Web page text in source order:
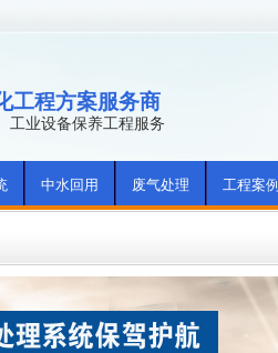
工程方案服务商
工业设备保养工程服务
中水回用 废气处理 工程案例